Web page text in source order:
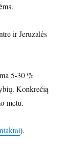
ir Jeruzalės
5-30 %
Konkrečią
metu.
).